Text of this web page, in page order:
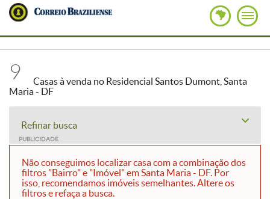
9
Casas à venda no Residencial Santos Dumont, Santa
Maria - DF
Refinar busca
PUBLICIDADE
Não conseguimos localizar casa com a combinação dos
filtros "Bairro" e "Imóvel" em Santa Maria - DF. Por
isso, recomendamos imóveis semelhantes. Altere os
filtros e refaça a busca.